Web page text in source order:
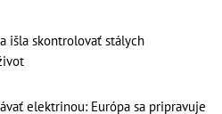
išla skontrolovať stálych
elektrinou: Európa sa pripravuje